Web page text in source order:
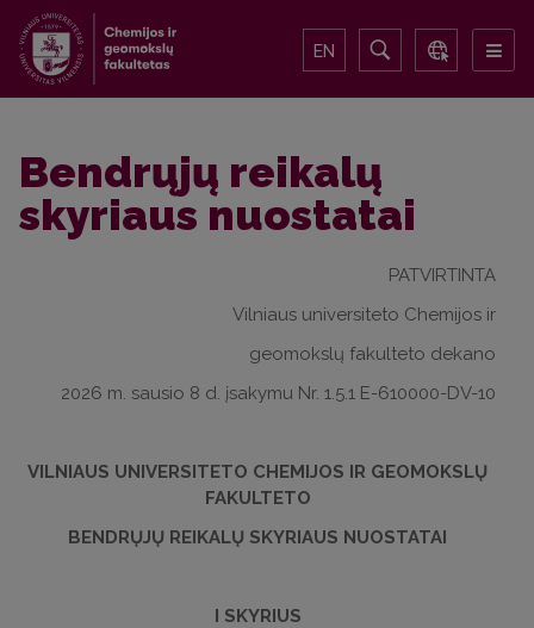
EN
Bendrųjų reikalų
skyriaus nuostatai
PATVIRTINTA
Vilniaus universiteto Chemijos ir
geomokslų fakulteto dekano
2026 m. sausio 8 d. įsakymu Nr. 1.5.1 E-610000-DV-10
VILNIAUS UNIVERSITETO CHEMIJOS IR GEOMOKSLŲ
FAKULTETO
BENDRŲJŲ REIKALŲ SKYRIAUS NUOSTATAI
I SKYRIUS